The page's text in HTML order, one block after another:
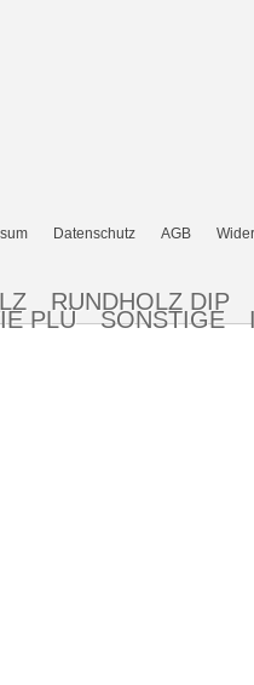
Datenschutz AGB
RUNDHOLZ DIP
PLÜ SONSTIGE